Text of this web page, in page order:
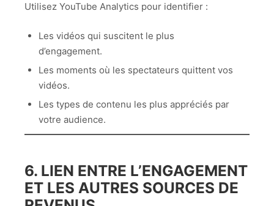
Utilisez YouTube Analytics pour identifier :
Les vidéos qui suscitent le plus
d’engagement.
Les moments où les spectateurs quittent vos
vidéos.
Les types de contenu les plus appréciés par
votre audience.
6. LIEN ENTRE L’ENGAGEMENT
ET LES AUTRES SOURCES DE